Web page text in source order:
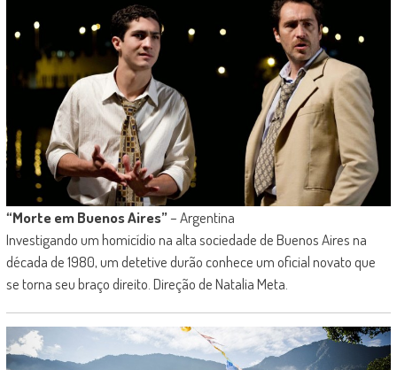
“Morte em Buenos Aires”– Argentina
Investigando um homicídio na alta sociedade de Buenos Aires na
década de 1980, um detetive durão conhece um oficial novato que
se torna seu braço direito. Direção de Natalia Meta.